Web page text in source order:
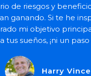
de riesgos y
ganando. Si te he
mi objetivo
tus sueños, ¡ni un paso
Harry Vince